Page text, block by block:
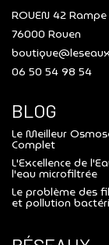
ROUEN 42
76000 Rouen
06 50 54 98 54
BLOG
Le Meilleur
Complet
L'Excellence de
l'eau microfiltrée
Le problème des
et pollution